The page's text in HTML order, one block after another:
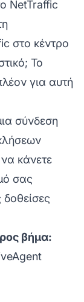
NetTraffic
στο κέντρο
Το
για αυτή
σύνδεση
κάνετε
σας
βήμα: